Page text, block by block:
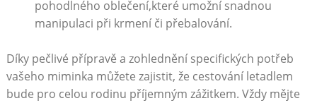
pohodlného oblečení,které umožní snadnou
manipulaci při krmení či přebalování.
Díky pečlivé přípravě a zohlednění specifických potřeb
vašeho miminka můžete zajistit, že cestování letadlem
bude pro celou rodinu příjemným zážitkem. Vždy mějte